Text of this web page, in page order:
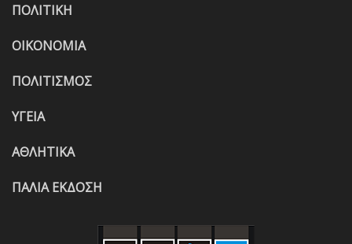
ΠΟΛΙΤΙΚΗ
ΟΙΚΟΝΟΜΙΑ
ΠΟΛΙΤΙΣΜΟΣ
ΥΓΕΙΑ
ΑΘΛΗΤΙΚΑ
ΠΑΛΙΑ ΕΚΔΟΣΗ